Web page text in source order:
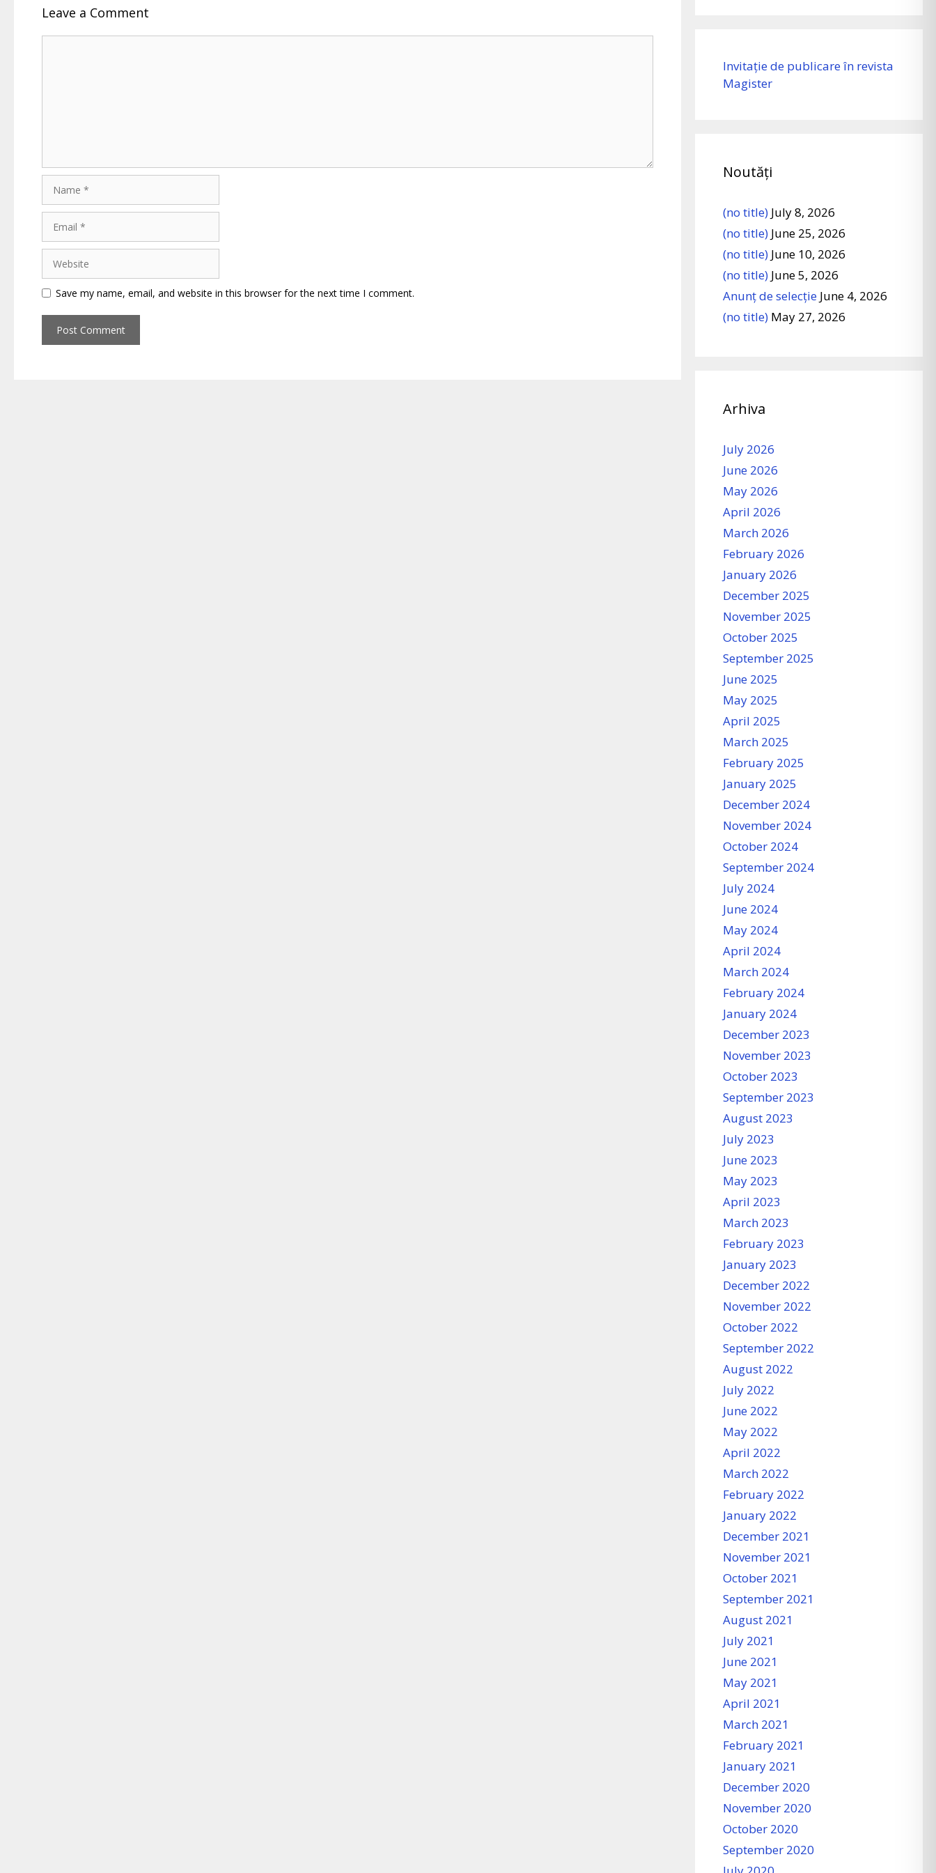
Leave a Comment
Save my name, email, and website in this browser for the next time I comment.
Invitație de publicare în revista
Magister
Noutăți
(no title) July 8, 2026
(no title) June 25, 2026
(no title) June 10, 2026
(no title) June 5, 2026
Anunț de selecție June 4, 2026
(no title) May 27, 2026
Arhiva
July 2026
June 2026
May 2026
April 2026
March 2026
February 2026
January 2026
December 2025
November 2025
October 2025
September 2025
June 2025
May 2025
April 2025
March 2025
February 2025
January 2025
December 2024
November 2024
October 2024
September 2024
July 2024
June 2024
May 2024
April 2024
March 2024
February 2024
January 2024
December 2023
November 2023
October 2023
September 2023
August 2023
July 2023
June 2023
May 2023
April 2023
March 2023
February 2023
January 2023
December 2022
November 2022
October 2022
September 2022
August 2022
July 2022
June 2022
May 2022
April 2022
March 2022
February 2022
January 2022
December 2021
November 2021
October 2021
September 2021
August 2021
July 2021
June 2021
May 2021
April 2021
March 2021
February 2021
January 2021
December 2020
November 2020
October 2020
September 2020